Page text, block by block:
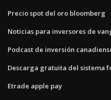
Precio spot del oro bloomberg
Noticias para inversores de
Podcast de inversión
Descarga gratuita del sistema
Etrade apple pay